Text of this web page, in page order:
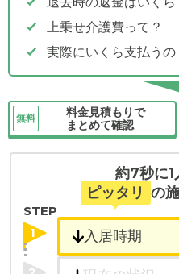
上乗せ介護費って？
実際にいくら支払うの
無料
料金見積もりで
まとめて確認
約7秒に1
ピッタリ の
STEP
1